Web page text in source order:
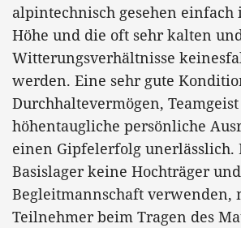
alpintechnisch gesehen einfach
Höhe und die oft sehr kalten
Witterungsverhältnisse
werden. Eine sehr gute
Durchhaltevermögen,
höhentaugliche persönliche
einen Gipfelerfolg unerlässlich.
Basislager keine Hochträger und
Begleitmannschaft verwenden,
Teilnehmer beim Tragen des